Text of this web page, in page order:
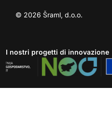
© 2026 Šraml, d.o.o.
I nostri progetti di innovazione